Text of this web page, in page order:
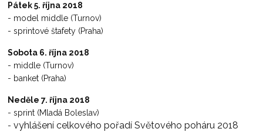
Pátek 5. října 2018
- model middle (Turnov)
- sprintové štafety (Praha)
Sobota 6. října 2018
- middle (Turnov)
- banket (Praha)
Neděle 7. října 2018
- sprint (Mladá Boleslav)
- vyhlášení celkového pořadí Světového poháru 2018